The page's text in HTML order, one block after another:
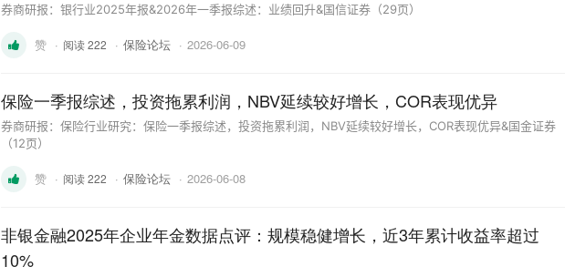
券商研报：银行业2025年报&2026年一季报综述：业绩回升&国信证券（29页）
赞 · 阅读 222 · 保险论坛 · 2026-06-09
保险一季报综述，投资拖累利润，NBV延续较好增长，COR表现优异
券商研报：保险行业研究：保险一季报综述，投资拖累利润，NBV延续较好增长，COR表现优异&国金证券
（12页）
赞 · 阅读 222 · 保险论坛 · 2026-06-08
非银金融2025年企业年金数据点评：规模稳健增长，近3年累计收益率超过
10%